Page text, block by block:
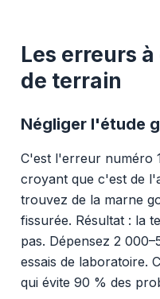
Les erreurs
de terrain
Négliger l'étude
C'est l'erreur numéro
croyant que c'est de
trouvez de la marne
fissurée. Résultat : la
pas. Dépensez 2
essais de laboratoire.
qui évite 90 % des